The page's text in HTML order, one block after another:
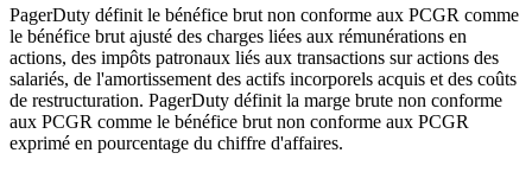
PagerDuty définit le bénéfice brut non conforme aux PCGR comme
le bénéfice brut ajusté des charges liées aux rémunérations en
actions, des impôts patronaux liés aux transactions sur actions des
salariés, de l'amortissement des actifs incorporels acquis et des coûts
de restructuration. PagerDuty définit la marge brute non conforme
aux PCGR comme le bénéfice brut non conforme aux PCGR
exprimé en pourcentage du chiffre d'affaires.